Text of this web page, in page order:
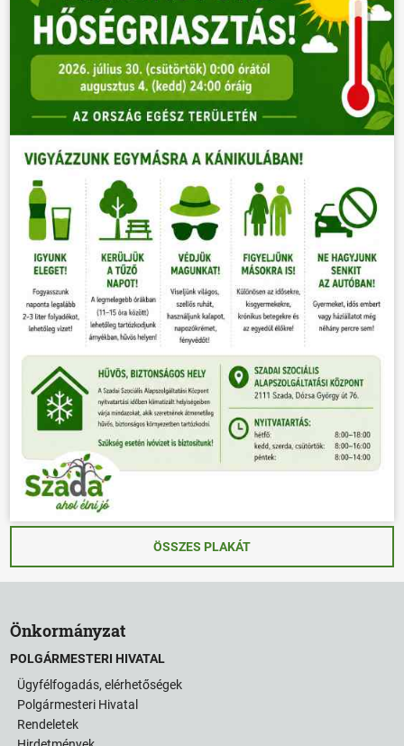
ÖSSZES PLAKÁT
Önkormányzat
POLGÁRMESTERI HIVATAL
Ügyfélfogadás, elérhetőségek
Polgármesteri Hivatal
Rendeletek